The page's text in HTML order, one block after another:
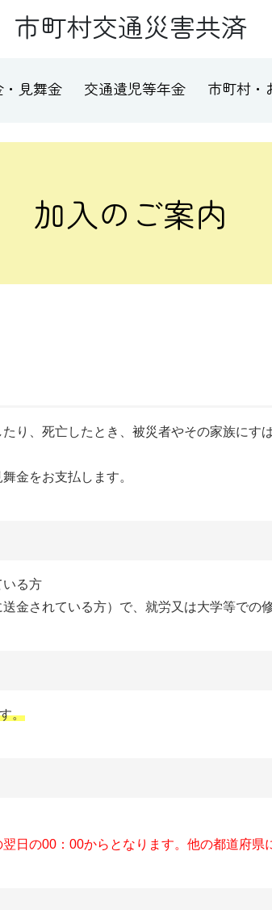
市町村交通災害共済
見舞金 交通遺児等年金 市町村・
加入のご案内
り、死亡したとき、被災者やその家族にす
金をお支払します。
いる方
金されている方）で、就労又は大学等での
。
日の00：00からとなります。他の都道府県